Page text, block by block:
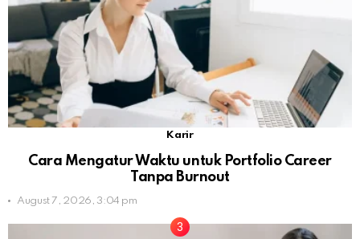
Karir
Cara Mengatur Waktu untuk Portfolio Career
Tanpa Burnout
August 7, 2026, 3:04 pm